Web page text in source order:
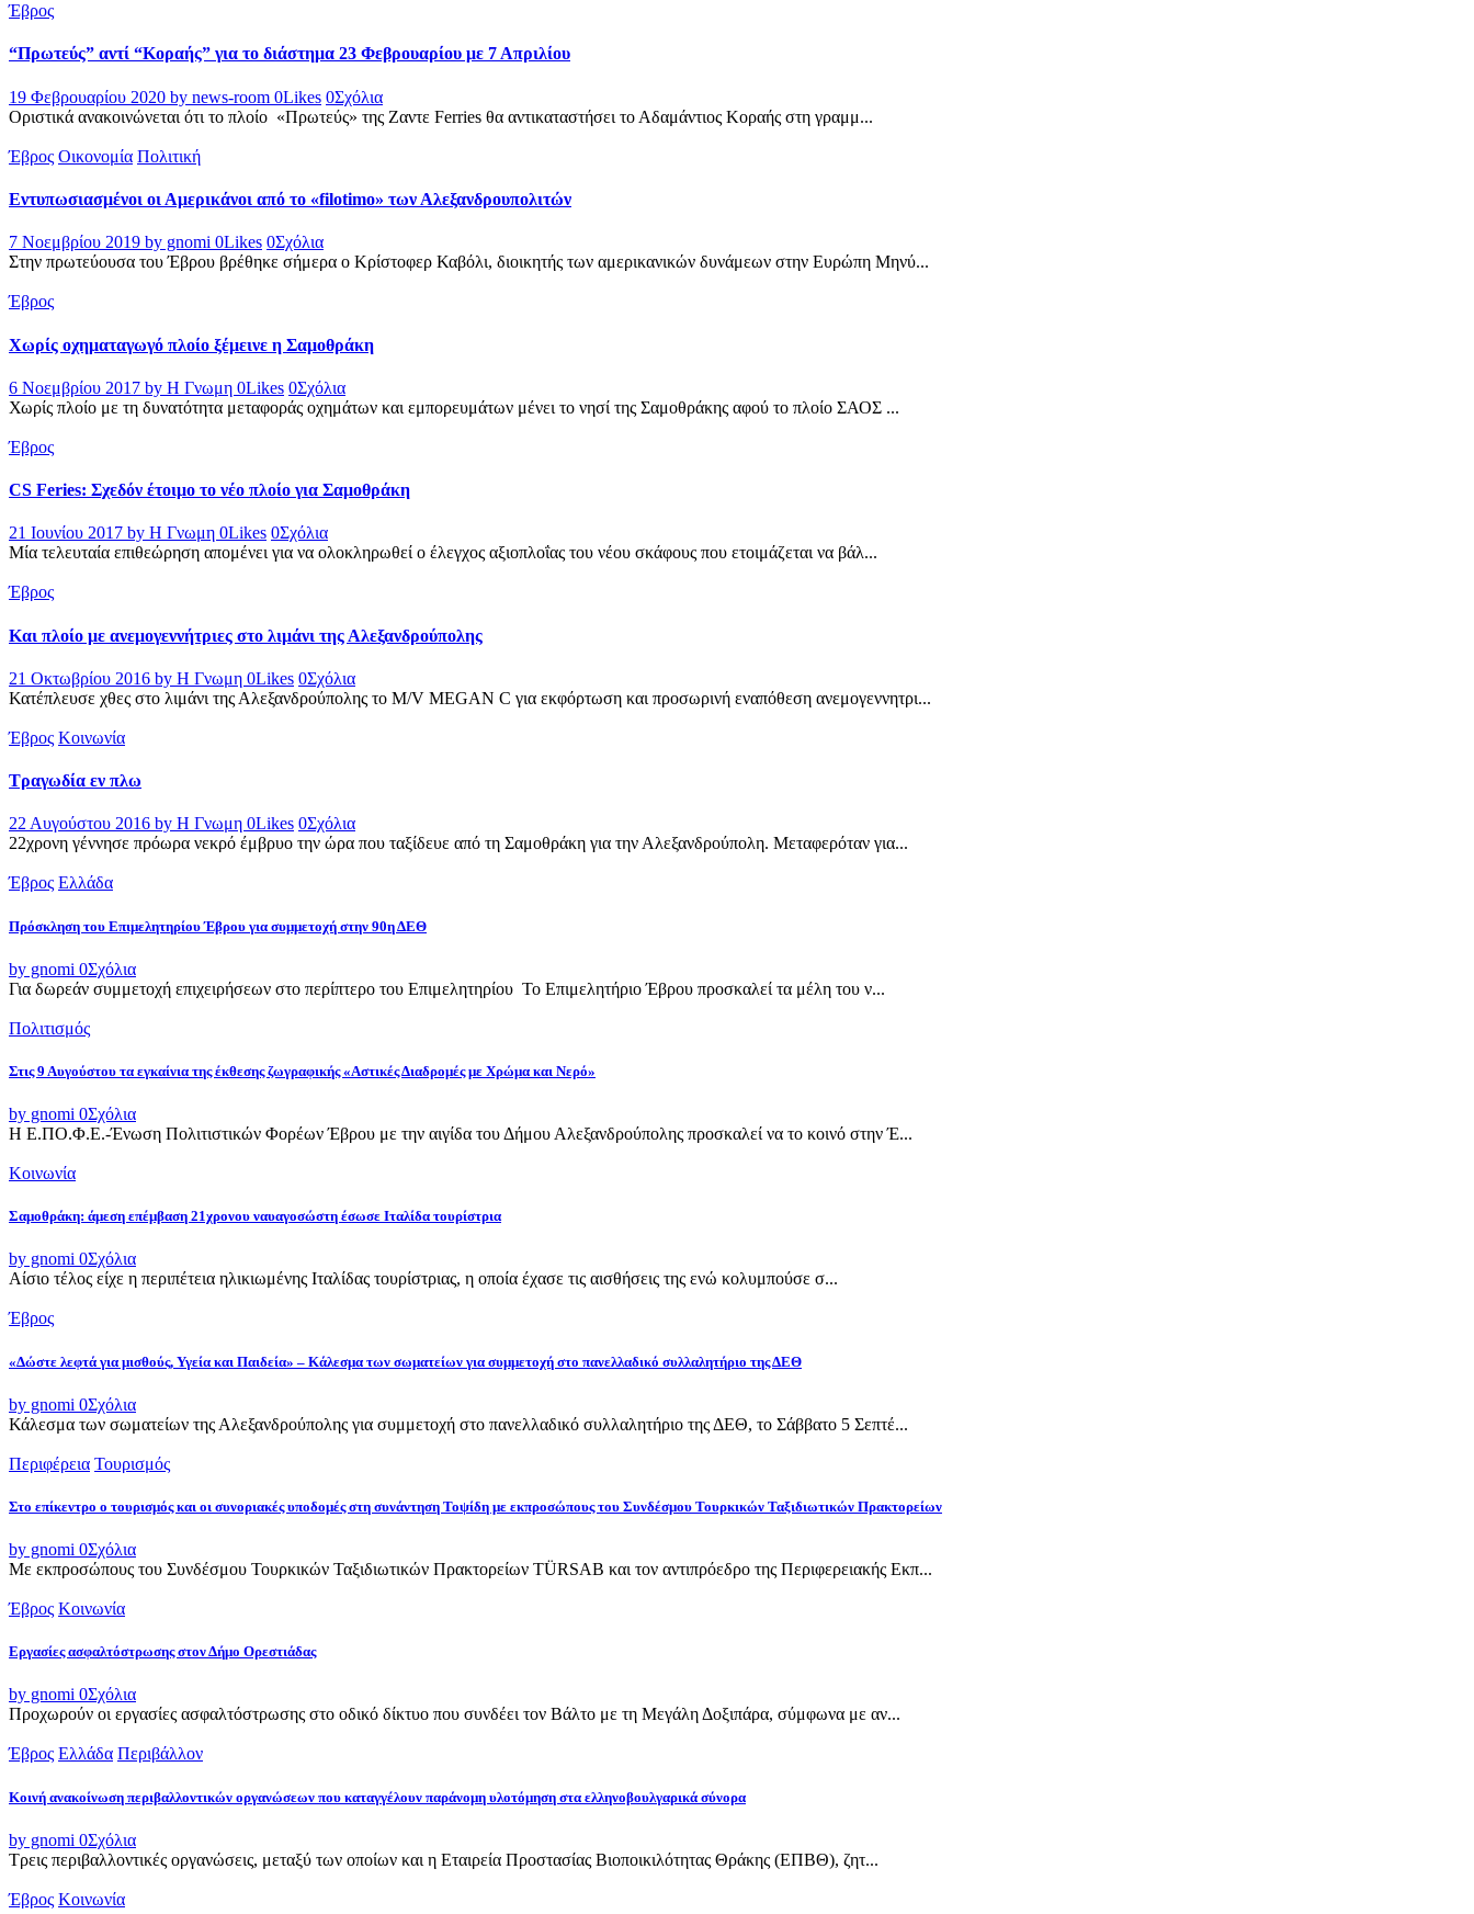
Έβρος
“Πρωτεύς” αντί “Κοραής” για το διάστημα 23 Φεβρουαρίου με 7 Απριλίου
19 Φεβρουαρίου 2020 by news-room 0Likes 0Σχόλια
Οριστικά ανακοινώνεται ότι το πλοίο «Πρωτεύς» της Ζαντε Ferries θα αντικαταστήσει το Αδαμάντιος Κοραής στη γραμμ...
Έβρος Οικονομία Πολιτική
Εντυπωσιασμένοι οι Αμερικάνοι από το «filotimo» των Αλεξανδρουπολιτών
7 Νοεμβρίου 2019 by gnomi 0Likes 0Σχόλια
Στην πρωτεύουσα του Έβρου βρέθηκε σήμερα ο Κρίστοφερ Καβόλι, διοικητής των αμερικανικών δυνάμεων στην Ευρώπη Μηνύ...
Έβρος
Χωρίς οχηματαγωγό πλοίο ξέμεινε η Σαμοθράκη
6 Νοεμβρίου 2017 by Η Γνωμη 0Likes 0Σχόλια
Χωρίς πλοίο με τη δυνατότητα μεταφοράς οχημάτων και εμπορευμάτων μένει το νησί της Σαμοθράκης αφού το πλοίο ΣΑΟΣ ...
Έβρος
CS Feries: Σχεδόν έτοιμο το νέο πλοίο για Σαμοθράκη
21 Ιουνίου 2017 by Η Γνωμη 0Likes 0Σχόλια
Μία τελευταία επιθεώρηση απομένει για να ολοκληρωθεί ο έλεγχος αξιοπλοΐας του νέου σκάφους που ετοιμάζεται να βάλ...
Έβρος
Και πλοίο με ανεμογεννήτριες στο λιμάνι της Αλεξανδρούπολης
21 Οκτωβρίου 2016 by Η Γνωμη 0Likes 0Σχόλια
Κατέπλευσε χθες στο λιμάνι της Αλεξανδρούπολης το M/V MEGAN C για εκφόρτωση και προσωρινή εναπόθεση ανεμογεννητρι...
Έβρος Κοινωνία
Τραγωδία εν πλω
22 Αυγούστου 2016 by Η Γνωμη 0Likes 0Σχόλια
22χρονη γέννησε πρόωρα νεκρό έμβρυο την ώρα που ταξίδευε από τη Σαμοθράκη για την Αλεξανδρούπολη. Μεταφερόταν για...
Έβρος Ελλάδα
Πρόσκληση του Επιμελητηρίου Έβρου για συμμετοχή στην 90η ΔΕΘ
by gnomi 0Σχόλια
Για δωρεάν συμμετοχή επιχειρήσεων στο περίπτερο του Επιμελητηρίου Το Επιμελητήριο Έβρου προσκαλεί τα μέλη του ν...
Πολιτισμός
Στις 9 Αυγούστου τα εγκαίνια της έκθεσης ζωγραφικής «Αστικές Διαδρομές με Χρώμα και Νερό»
by gnomi 0Σχόλια
Η Ε.ΠΟ.Φ.Ε.-Ένωση Πολιτιστικών Φορέων Έβρου με την αιγίδα του Δήμου Αλεξανδρούπολης προσκαλεί να το κοινό στην Έ...
Κοινωνία
Σαμοθράκη: άμεση επέμβαση 21χρονου ναυαγοσώστη έσωσε Ιταλίδα τουρίστρια
by gnomi 0Σχόλια
Αίσιο τέλος είχε η περιπέτεια ηλικιωμένης Ιταλίδας τουρίστριας, η οποία έχασε τις αισθήσεις της ενώ κολυμπούσε σ...
Έβρος
«Δώστε λεφτά για μισθούς, Υγεία και Παιδεία» – Κάλεσμα των σωματείων για συμμετοχή στο πανελλαδικό συλλαλητήριο της ΔΕΘ
by gnomi 0Σχόλια
Κάλεσμα των σωματείων της Αλεξανδρούπολης για συμμετοχή στο πανελλαδικό συλλαλητήριο της ΔΕΘ, το Σάββατο 5 Σεπτέ...
Περιφέρεια Τουρισμός
Στο επίκεντρο ο τουρισμός και οι συνοριακές υποδομές στη συνάντηση Τοψίδη με εκπροσώπους του Συνδέσμου Τουρκικών Ταξιδιωτικών Πρακτορείων
by gnomi 0Σχόλια
Με εκπροσώπους του Συνδέσμου Τουρκικών Ταξιδιωτικών Πρακτορείων TÜRSAB και τον αντιπρόεδρο της Περιφερειακής Εκπ...
Έβρος Κοινωνία
Εργασίες ασφαλτόστρωσης στον Δήμο Ορεστιάδας
by gnomi 0Σχόλια
Προχωρούν οι εργασίες ασφαλτόστρωσης στο οδικό δίκτυο που συνδέει τον Βάλτο με τη Μεγάλη Δοξιπάρα, σύμφωνα με αν...
Έβρος Ελλάδα Περιβάλλον
Κοινή ανακοίνωση περιβαλλοντικών οργανώσεων που καταγγέλουν παράνομη υλοτόμηση στα ελληνοβουλγαρικά σύνορα
by gnomi 0Σχόλια
Τρεις περιβαλλοντικές οργανώσεις, μεταξύ των οποίων και η Εταιρεία Προστασίας Βιοποικιλότητας Θράκης (ΕΠΒΘ), ζητ...
Έβρος Κοινωνία